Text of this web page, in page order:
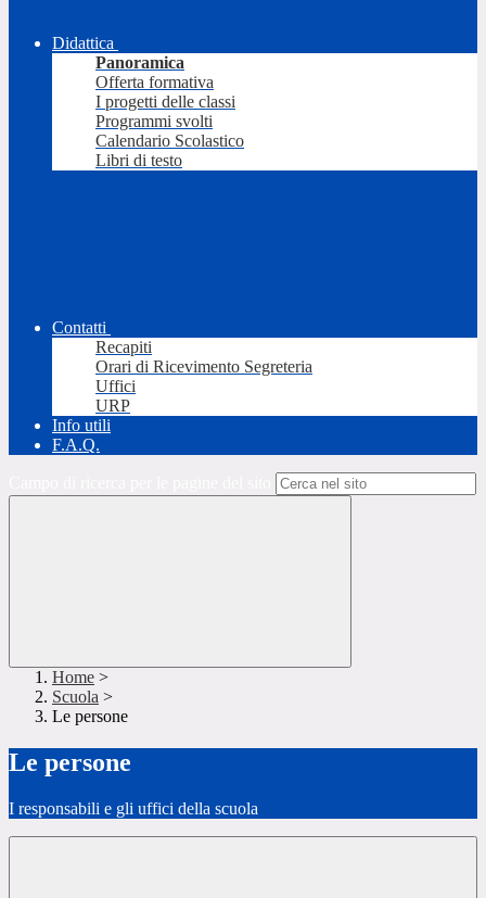
Didattica
Panoramica
Offerta formativa
I progetti delle classi
Programmi svolti
Calendario Scolastico
Libri di testo
Contatti
Recapiti
Orari di Ricevimento Segreteria
Uffici
URP
Info utili
F.A.Q.
Home >
Scuola >
Le persone
Le persone
I responsabili e gli uffici della scuola